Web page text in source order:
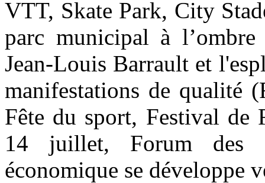
VTT, Skate Park, City
parc municipal à l’ombre
Jean-Louis Barrault et
manifestations de qualité
Fête du sport, Festival de
14 juillet, Forum des
économique se développe